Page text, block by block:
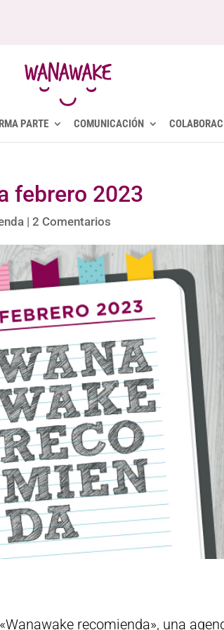
PARTE COMUNICACIÓN
febrero 2023
|2 Comentarios
recomienda», una